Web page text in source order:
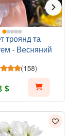
троянд та
- Весняний
(158)
$